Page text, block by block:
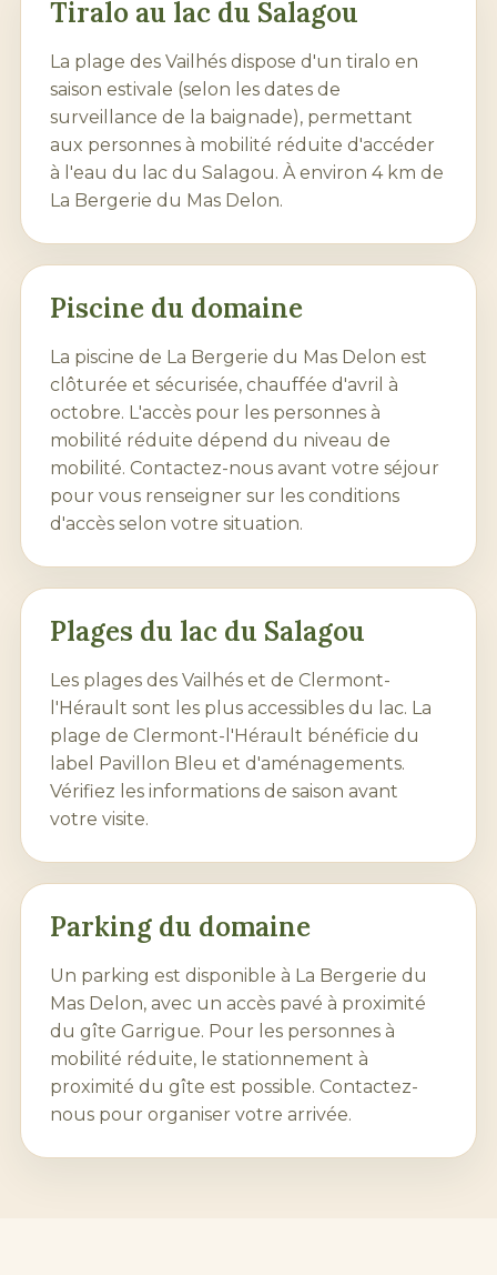
Tiralo au lac du Salagou
La plage des Vailhés dispose d'un tiralo en
saison estivale (selon les dates de
surveillance de la baignade), permettant
aux personnes à mobilité réduite d'accéder
à l'eau du lac du Salagou. À environ 4 km de
La Bergerie du Mas Delon.
Piscine du domaine
La piscine de La Bergerie du Mas Delon est
clôturée et sécurisée, chauffée d'avril à
octobre. L'accès pour les personnes à
mobilité réduite dépend du niveau de
mobilité. Contactez-nous avant votre séjour
pour vous renseigner sur les conditions
d'accès selon votre situation.
Plages du lac du Salagou
Les plages des Vailhés et de Clermont-
l'Hérault sont les plus accessibles du lac. La
plage de Clermont-l'Hérault bénéficie du
label Pavillon Bleu et d'aménagements.
Vérifiez les informations de saison avant
votre visite.
Parking du domaine
Un parking est disponible à La Bergerie du
Mas Delon, avec un accès pavé à proximité
du gîte Garrigue. Pour les personnes à
mobilité réduite, le stationnement à
proximité du gîte est possible. Contactez-
nous pour organiser votre arrivée.